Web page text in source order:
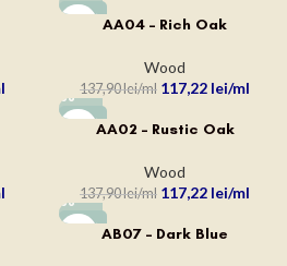
-15% AA04 – Rich Oak
Wood
137,90lei 117,22 lei
-15%AA02 – Rustic Oak
Wood
137,90lei 117,22 lei
-15%AB07 – Dark Blue